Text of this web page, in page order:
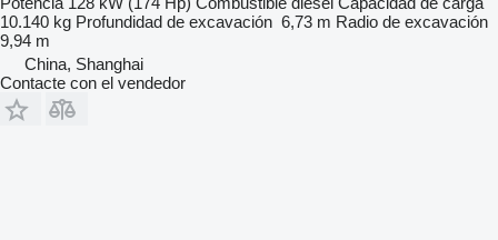
10.140 kg Profundidad de excavación 6,73 m Radio de excavación
9,94 m
China, Shanghai
Contacte con el vendedor